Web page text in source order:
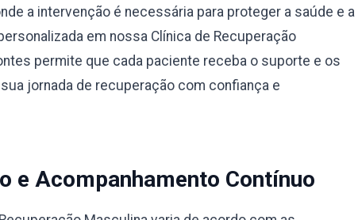
a intervenção é necessária para proteger a saúde e a
em nossa Clínica de Recuperação
permite que cada paciente receba o suporte e os
jornada de recuperação com confiança e
e Acompanhamento Contínuo